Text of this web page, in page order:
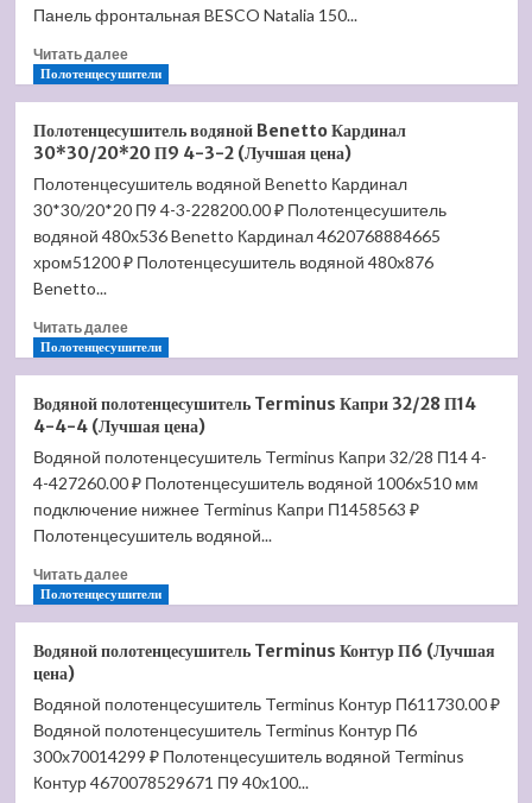
с
шторкой
из
2
170×75
(Лучшая
цена)
Панель фронтальная BESCO Natalia 150...
Читать далееПрочитать
больше
фронтальная
BESCO
Natalia
150
L
(Лучшая
Полотенцесушители
Полотенцесушитель водяной Benetto Кардинал
30*30/20*20 П9 4-3-2 (Лучшая цена)
Полотенцесушитель водяной Benetto Кардинал
30*30/20*20 П9 4-3-228200.00 ₽ Полотенцесушитель
водяной 480x536 Benetto Кардинал 4620768884665
хром51200 ₽ Полотенцесушитель водяной 480x876
Benetto...
Читать далееПрочитать
больше
водяной
Benetto
Кардинал
30*30/20*20
П9
3-
2
(Лучшая
Полотенцесушители
Водяной полотенцесушитель Terminus Капри 32/28 П14
4-4-4 (Лучшая цена)
Водяной полотенцесушитель Terminus Капри 32/28 П14 4-
4-427260.00 ₽ Полотенцесушитель водяной 1006x510 мм
подключение нижнее Terminus Капри П1458563 ₽
Полотенцесушитель водяной...
Читать далееПрочитать
больше
полотенцесушитель
Капри
32/28
П14
4-
Полотенцесушители
Водяной полотенцесушитель Terminus Контур П6 (Лучшая
цена)
Водяной полотенцесушитель Terminus Контур П611730.00 ₽
Водяной полотенцесушитель Terminus Контур П6
300х70014299 ₽ Полотенцесушитель водяной Terminus
Контур 4670078529671 П9 40х100...